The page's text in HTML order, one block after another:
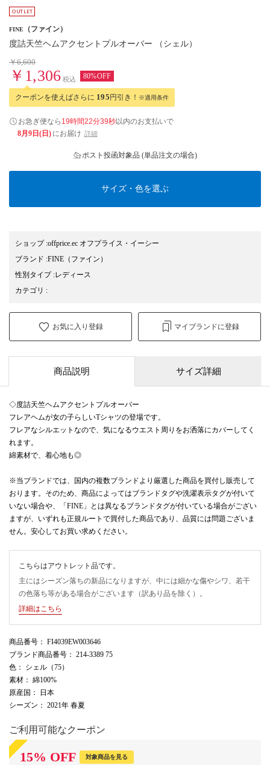
FINE （ファイン）
度詰天竺ヘムアクセントプルオーバー （シェル）
￥6,600
￥1,306 税込 80%OFF
クーポンを使えばさらに 195円引き！ ※適用条件
お急ぎ便なら 19時間22分38秒以内のお支払いで
8月9日(日) にお届け 詳細
ポスト投函対象品 (単品注文の場合)
サイズ・色を選ぶ
ショップ:offprice.ec オフプライス・イーシー
ブランド :FINE （ファイン）
性別タイプ:レディース
カテゴリ :
お気に入り登録 マイブランドに登録
商品説明 サイズ詳細
◇度詰天竺ヘムアクセントプルオーバー
フレアヘムが女の子らしいTシャツの登場です。
フレアなシルエットなので、気になるウエスト周りをお洒落にカバーしてく
れます。
綿素材で、着心地も◎
※当ブランドでは、国内の複数ブランドより厳選した商品を買付し販売して
おります。そのため、商品によってはブランドタグや洗濯表示タグが付いて
いない場合や、「FINE」とは異なるブランドタグが付いている場合がござい
ますが、いずれも正規ルートで買付した商品であり、品質には問題ございま
せん。安心してお買い求めください。
こちらはアウトレット品です。
主にはシーズン落ちの新品になりますが、中には細かな傷やシワ、若干
の色落ち等がある場合がございます（訳あり品を除く）。
詳細はこちら
商品番号 ： FI4039EW003646
ブランド商品番号 ： 214-3389 75
色 ： シェル（75）
素材 ： 綿100%
原産国 ： 日本
シーズン ： 2021年 春夏
ご利用可能なクーポン
15% OFF 対象商品を見る